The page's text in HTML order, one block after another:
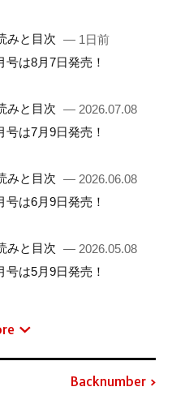
みと目次 — 1日前
号は8月7日発売！
みと目次 — 2026.07.08
号は7月9日発売！
みと目次 — 2026.06.08
号は6月9日発売！
みと目次 — 2026.05.08
号は5月9日発売！
Backnumber